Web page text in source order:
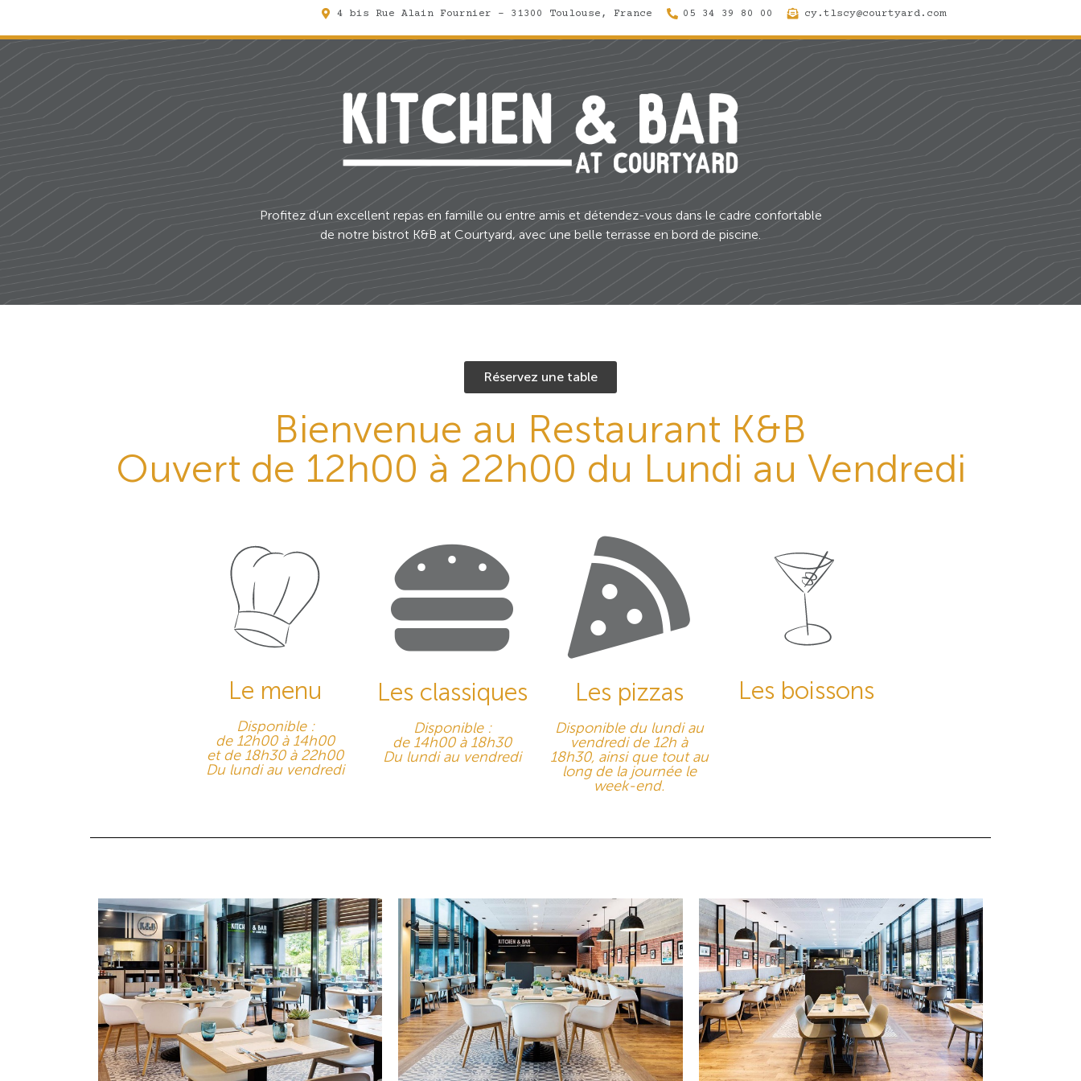
4 bis Rue Alain Fournier - 31300 Toulouse, France 05 34 39 80 00 cy.tlscy@courtyard.com
Profitez d’un excellent repas en famille ou entre amis et détendez-vous dans le cadre confortable
de notre bistrot K&B at Courtyard, avec une belle terrasse en bord de piscine.
Réservez une table
Bienvenue au Restaurant K&B
Ouvert de 12h00 à 22h00 du Lundi au Vendredi
Le menu
Disponible :
de 12h00 à 14h00
et de 18h30 à 22h00
Du lundi au vendredi
Les classiques
Disponible :
de 14h00 à 18h30
Du lundi au vendredi
Les pizzas
Disponible du lundi au
vendredi de 12h à
18h30, ainsi que tout au
long de la journée le
week-end.
Les boissons